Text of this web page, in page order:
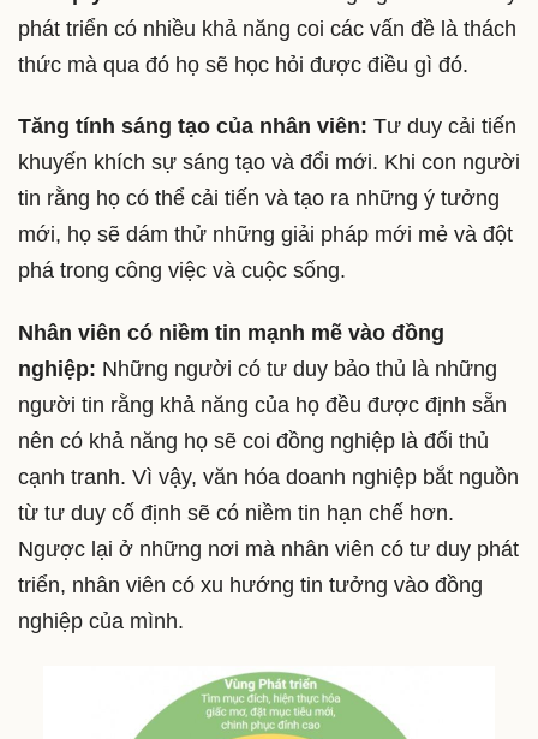
phát triển có nhiều khả năng coi các vấn đề là thách
thức mà qua đó họ sẽ học hỏi được điều gì đó.
Tăng tính sáng tạo của nhân viên: Tư duy cải tiến
khuyến khích sự sáng tạo và đổi mới. Khi con người
tin rằng họ có thể cải tiến và tạo ra những ý tưởng
mới, họ sẽ dám thử những giải pháp mới mẻ và đột
phá trong công việc và cuộc sống.
Nhân viên có niềm tin mạnh mẽ vào đồng
nghiệp: Những người có tư duy bảo thủ là những
người tin rằng khả năng của họ đều được định sẵn
nên có khả năng họ sẽ coi đồng nghiệp là đối thủ
cạnh tranh. Vì vậy, văn hóa doanh nghiệp bắt nguồn
từ tư duy cố định sẽ có niềm tin hạn chế hơn.
Ngược lại ở những nơi mà nhân viên có tư duy phát
triển, nhân viên có xu hướng tin tưởng vào đồng
nghiệp của mình.